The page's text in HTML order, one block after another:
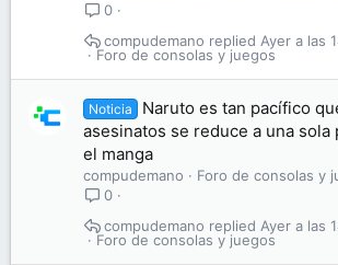
0
Foro de consolas y juegos
Ayer a las
compudemano
Noticia
Naruto es tan pacífico
asesinatos se reduce a una sola
el manga
compudemano
Foro de consolas y
0
Foro de consolas y juegos
Ayer a las
compudemano